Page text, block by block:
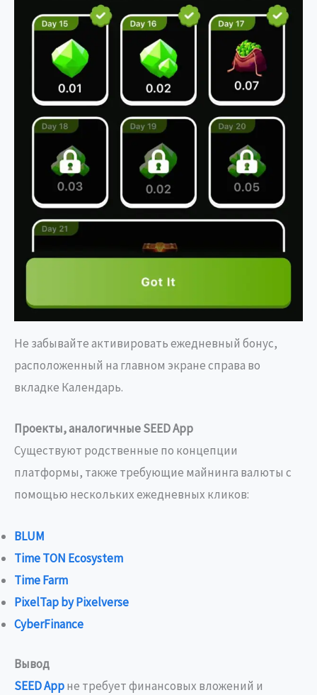
Не забывайте активировать ежедневный бонус,
расположенный на главном экране справа во
вкладке Календарь.
Проекты, аналогичные SEED App
Существуют родственные по концепции
платформы, также требующие майнинга валюты с
помощью нескольких ежедневных кликов:
BLUM
Time TON Ecosystem
Time Farm
PixelTap by Pixelverse
CyberFinance
Вывод
SEED Appне требует финансовых вложений и